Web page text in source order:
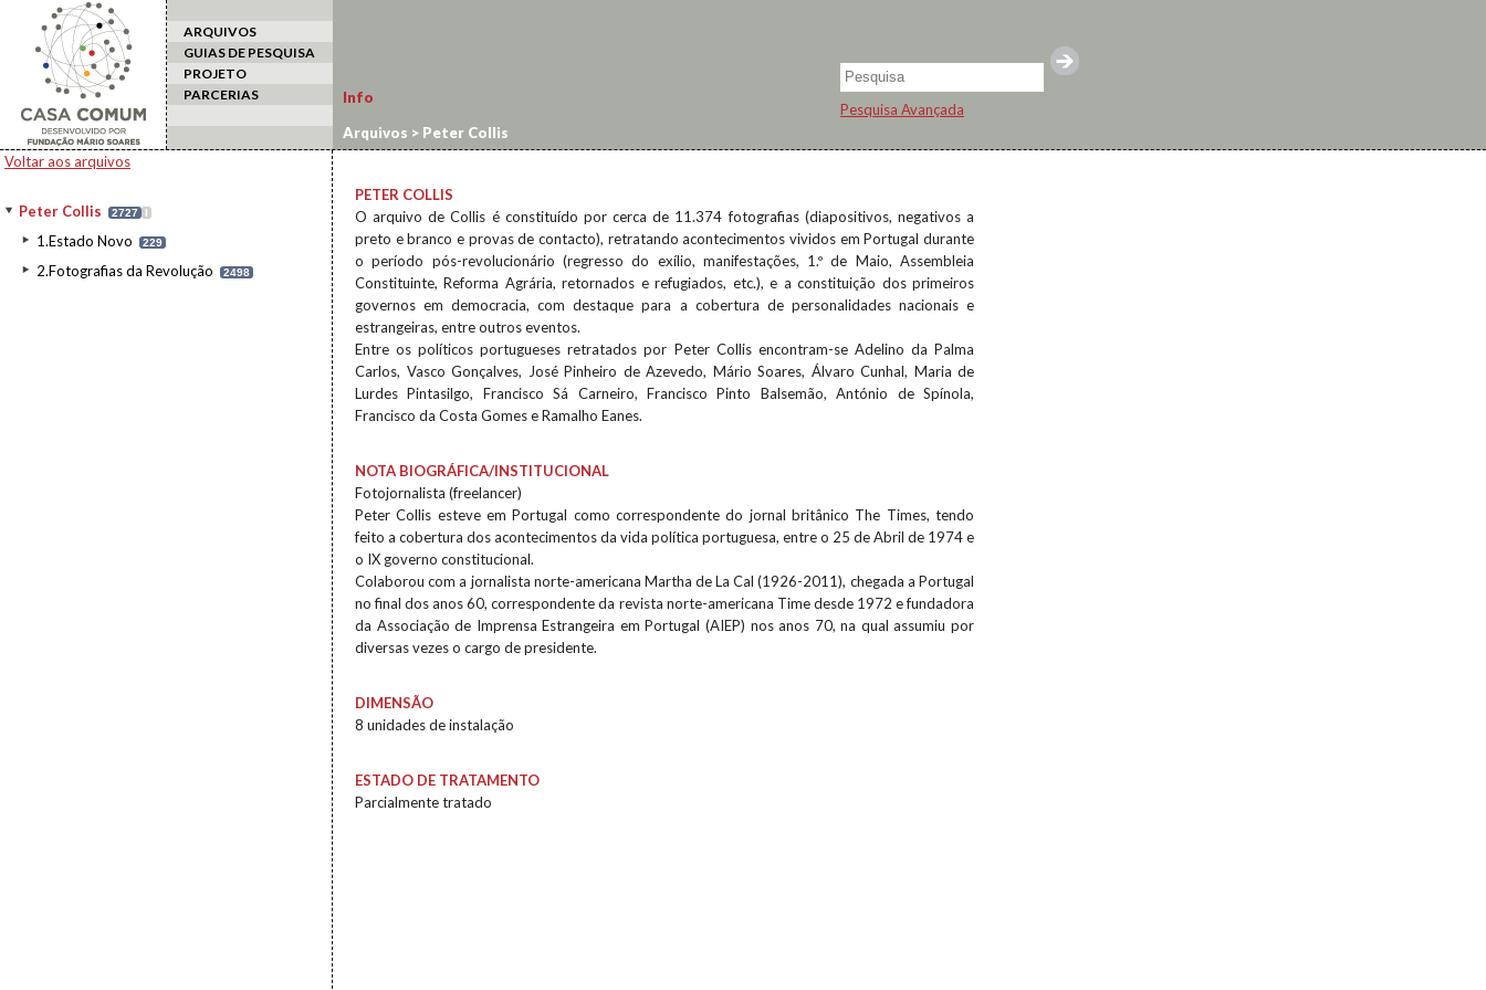
ARQUIVOS
GUIAS DE PESQUISA
PROJETO
PARCERIAS
Pesquisa Avançada
Voltar aos arquivos
Peter Collis 2727 I
1.Estado Novo 229
2.Fotografias da Revolução 2498
Info
Arquivos > Peter Collis
PETER COLLIS
O arquivo de Collis é constituído por cerca de 11.374 fotografias (diapositivos, negativos a
preto e branco e provas de contacto), retratando acontecimentos vividos em Portugal durante
o período pós-revolucionário (regresso do exílio, manifestações, 1.º de Maio, Assembleia
Constituinte, Reforma Agrária, retornados e refugiados, etc.), e a constituição dos primeiros
governos em democracia, com destaque para a cobertura de personalidades nacionais e
estrangeiras, entre outros eventos.
Entre os políticos portugueses retratados por Peter Collis encontram-se Adelino da Palma
Carlos, Vasco Gonçalves, José Pinheiro de Azevedo, Mário Soares, Álvaro Cunhal, Maria de
Lurdes Pintasilgo, Francisco Sá Carneiro, Francisco Pinto Balsemão, António de Spínola,
Francisco da Costa Gomes e Ramalho Eanes.
NOTA BIOGRÁFICA/INSTITUCIONAL
Fotojornalista (freelancer)
Peter Collis esteve em Portugal como correspondente do jornal britânico The Times, tendo
feito a cobertura dos acontecimentos da vida política portuguesa, entre o 25 de Abril de 1974 e
o IX governo constitucional.
Colaborou com a jornalista norte-americana Martha de La Cal (1926-2011), chegada a Portugal
no final dos anos 60, correspondente da revista norte-americana Time desde 1972 e fundadora
da Associação de Imprensa Estrangeira em Portugal (AIEP) nos anos 70, na qual assumiu por
diversas vezes o cargo de presidente.
DIMENSÃO
8 unidades de instalação
ESTADO DE TRATAMENTO
Parcialmente tratado